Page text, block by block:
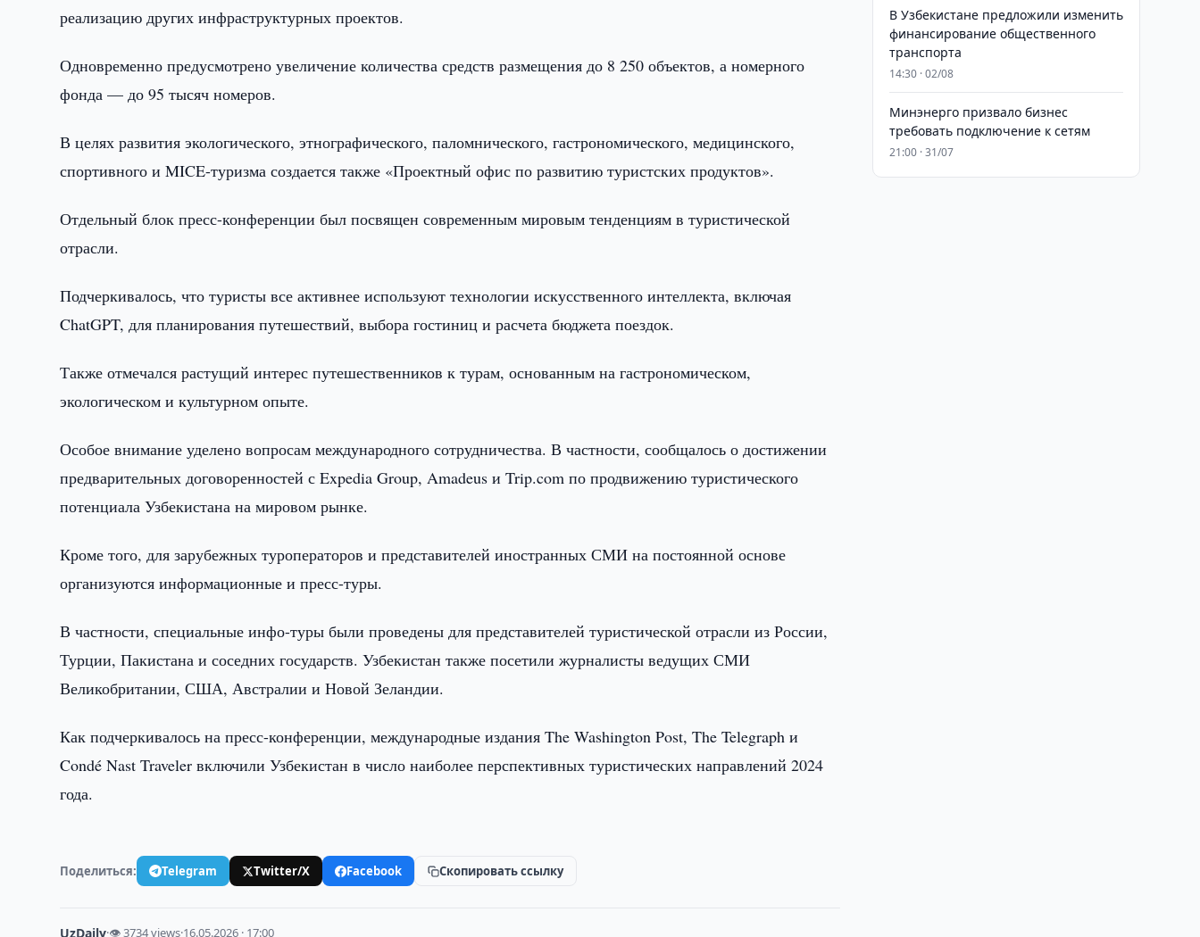
реализацию других инфраструктурных проектов.
Одновременно предусмотрено увеличение количества средств размещения до 8 250 объектов, а номерного
фонда — до 95 тысяч номеров.
В целях развития экологического, этнографического, паломнического, гастрономического, медицинского,
спортивного и MICE-туризма создается также «Проектный офис по развитию туристских продуктов».
Отдельный блок пресс-конференции был посвящен современным мировым тенденциям в туристической
отрасли.
Подчеркивалось, что туристы все активнее используют технологии искусственного интеллекта, включая
ChatGPT, для планирования путешествий, выбора гостиниц и расчета бюджета поездок.
Также отмечался растущий интерес путешественников к турам, основанным на гастрономическом,
экологическом и культурном опыте.
Особое внимание уделено вопросам международного сотрудничества. В частности, сообщалось о достижении
предварительных договоренностей с Expedia Group, Amadeus и Trip.com по продвижению туристического
потенциала Узбекистана на мировом рынке.
Кроме того, для зарубежных туроператоров и представителей иностранных СМИ на постоянной основе
организуются информационные и пресс-туры.
В частности, специальные инфо-туры были проведены для представителей туристической отрасли из России,
Турции, Пакистана и соседних государств. Узбекистан также посетили журналисты ведущих СМИ
Великобритании, США, Австралии и Новой Зеландии.
Как подчеркивалось на пресс-конференции, международные издания The Washington Post, The Telegraph и
Condé Nast Traveler включили Узбекистан в число наиболее перспективных туристических направлений 2024
года.
Поделиться: Telegram Twitter/X Facebook Скопировать ссылку
UzDaily·👁 3734 views·16.05.2026 · 17:00
В Узбекистане предложили изменить
финансирование общественного
транспорта
14:30 · 02/08
Минэнерго призвало бизнес
требовать подключение к сетям
21:00 · 31/07